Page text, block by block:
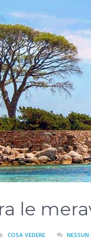
le
COSA VEDERE